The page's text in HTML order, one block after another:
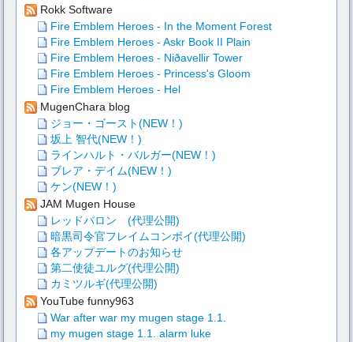
Rokk Software
Fire Emblem Heroes - In the Moment Forest
Fire Emblem Heroes - Askr Book II Plain
Fire Emblem Heroes - Niðavellir Tower
Fire Emblem Heroes - Princess's Gloom
Fire Emblem Heroes - Hel
MugenChara blog
ジョー・ゴースト(NEW！)
坂上 智代(NEW！)
ラインハルト・バルガー(NEW！)
ブレア・デイム(NEW！)
ケン(NEW！)
JAM Mugen House
レッドバロン (代理公開)
暗黒司令官フレイムコンボイ(代理公開)
各アップデートのお知らせ
第二使徒ユルグ(代理公開)
カミツルギ(代理公開)
YouTube funny963
War after war my mugen stage 1.1.
my mugen stage 1.1. alarm luke